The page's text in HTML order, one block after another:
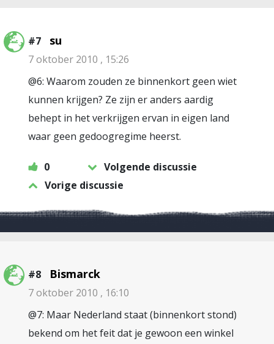
#7 su
7 oktober 2010 , 15:26
@6: Waarom zouden ze binnenkort geen wiet
kunnen krijgen? Ze zijn er anders aardig
behept in het verkrijgen ervan in eigen land
waar geen gedoogregime heerst.
0
Volgende discussie
Vorige discussie
#8 Bismarck
7 oktober 2010 , 16:10
@7: Maar Nederland staat (binnenkort stond)
bekend om het feit dat je gewoon een winkel